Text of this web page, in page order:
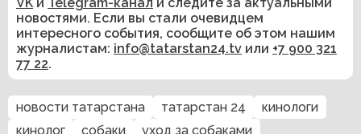
новостями. Если вы стали очевидцем
интересного события, сообщите об этом нашим
журналистам: info@tatarstan24.tv или +7 900 321
77 22.
новости татарстана татарстан 24
кинологи
кинолог
собаки уход за собаками